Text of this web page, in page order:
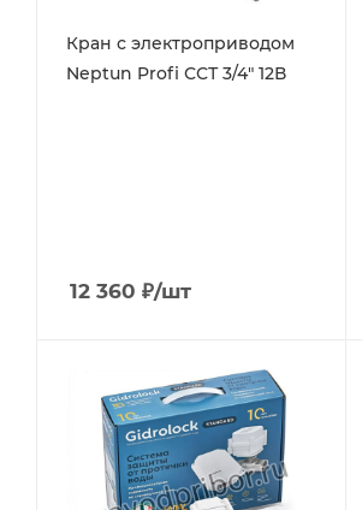
Кран с электроприводом
Neptun Profi ССТ 3/4" 12В
12 360 ₽/шт